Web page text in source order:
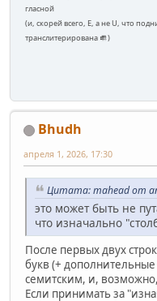
гласной
(и, скорей всего, Е, а не U, что
транслитерирована 𒌑)
Bhudh
апреля 1, 2026, 17:30
Цитата: mahead от
это может быть не
что изначально
После первых двух
букв (+
семитским, и,
Если принимать за